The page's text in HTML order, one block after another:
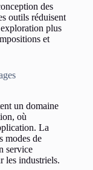
des
outils réduisent
plus
et
un domaine
où
La
modes de
service
les industriels.